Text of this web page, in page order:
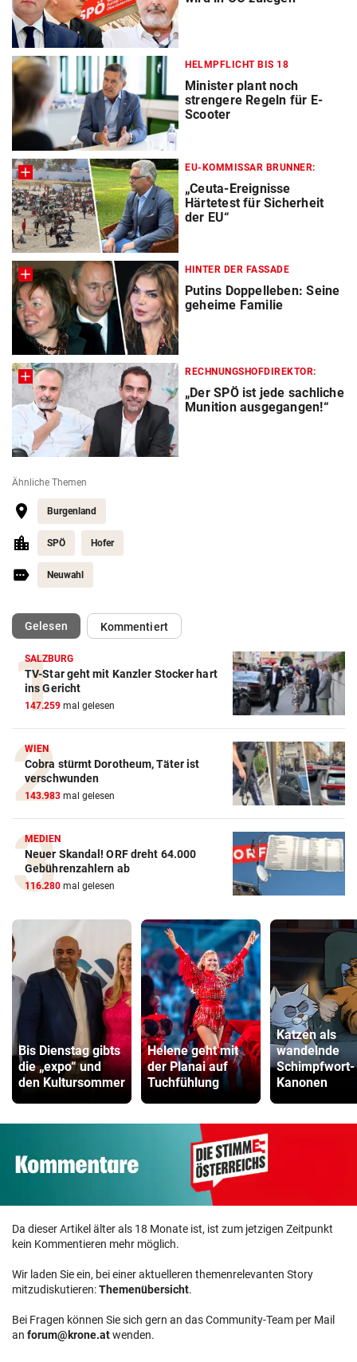
HELMPFLICHT BIS 18
Minister plant noch
strengere Regeln für E-
Scooter
EU-KOMMISSAR BRUNNER:
„Ceuta-Ereignisse
Härtetest für Sicherheit
der EU“
HINTER DER FASSADE
Putins Doppelleben: Seine
geheime Familie
RECHNUNGSHOFDIREKTOR:
„Der SPÖ ist jede sachliche
Munition ausgegangen!“
Ähnliche Themen
Burgenland
SPÖ Hofer
Neuwahl
Gelesen(ausgewählt)Kommentiert
SALZBURG
TV-Star geht mit Kanzler Stocker hart
ins Gericht
147.259 mal gelesen
WIEN
Cobra stürmt Dorotheum, Täter ist
verschwunden
143.983 mal gelesen
MEDIEN
Neuer Skandal! ORF dreht 64.000
Gebührenzahlern ab
116.280 mal gelesen
Bis Dienstag gibts
die „expo“ und
den Kultursommer
Helene geht mit
der Planai auf
Tuchfühlung
Katzen als
wandelnde
Schimpfwort-
Kanonen
Da dieser Artikel älter als 18 Monate ist, ist zum jetzigen Zeitpunkt
kein Kommentieren mehr möglich.
Wir laden Sie ein, bei einer aktuelleren themenrelevanten Story
mitzudiskutieren:Themenübersicht.
Bei Fragen können Sie sich gern an das Community-Team per Mail
an forum@krone.atwenden.